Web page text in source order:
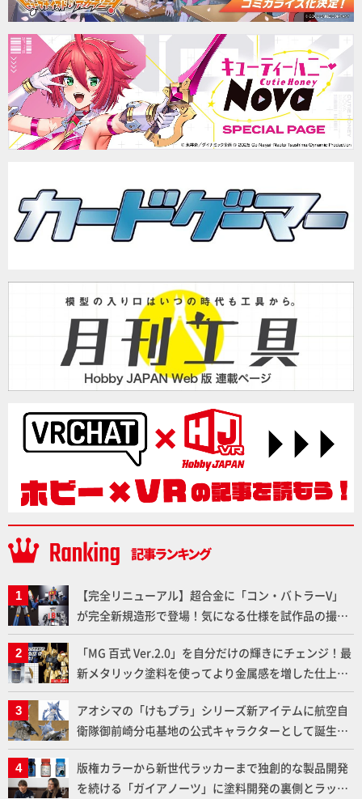
【完全リニューアル】超合金に「コン・バトラーV」
が完全新規造形で登場！気になる仕様を試作品の撮り
下ろしでご紹介!!さらに「大鉄人17」＆「ワンエイ
ト」セット情報もお届け！【超合金の魂】
「MG 百式 Ver.2.0」を自分だけの輝きにチェンジ！最
新メタリック塗料を使ってより金属感を増した仕上が
りに!!【試し読み】
アオシマの「けもプラ」シリーズ新アイテムに航空自
衛隊御前崎分屯基地の公式キャラクターとして誕生し
た「おまねこ」が着任！けもプラ公式サイト限定版と
通常版の2ラインで発売！
版権カラーから新世代ラッカーまで独創的な製品開発
を続ける「ガイアノーツ」に塗料開発の裏側とラッカ